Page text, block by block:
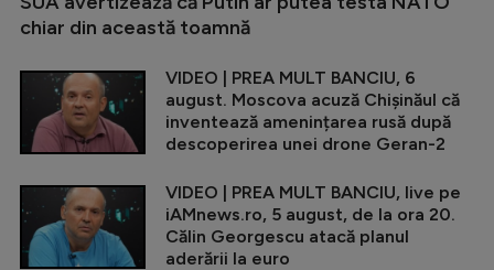
chiar din această toamnă
VIDEO | PREA MULT BANCIU, 6
august. Moscova acuză Chișinăul că
inventează amenințarea rusă după
descoperirea unei drone Geran-2
VIDEO | PREA MULT BANCIU, live pe
iAMnews.ro, 5 august, de la ora 20.
Călin Georgescu atacă planul
aderării la euro